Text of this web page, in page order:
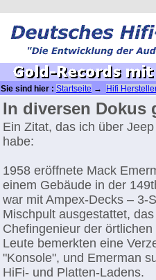
Sie sind hier : Startseite →
Hifi
In diversen Dokus
Ein Zitat, das ich über
habe:
1958 eröffnete Mack
einem Gebäude in der
war mit Ampex-Decks – 3-
Mischpult ausgestattet,
Chefingenieur der
Leute bemerkten eine
"Konsole", und Emerman
HiFi- und Platten-Ladens.